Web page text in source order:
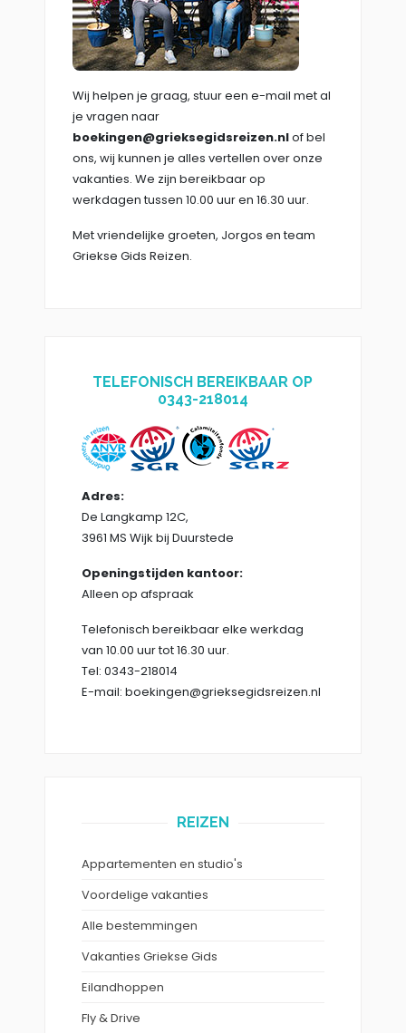
Wij helpen je graag, stuur een e-mail met al
je vragen naar
boekingen@grieksegidsreizen.nlof bel
ons, wij kunnen je alles vertellen over onze
vakanties. We zijn bereikbaar op
werkdagen tussen 10.00 uur en 16.30 uur.
Met vriendelijke groeten, Jorgos en team
Griekse Gids Reizen.
TELEFONISCH BEREIKBAAR OP
0343-218014
Adres:
De Langkamp 12C,
3961 MS Wijk bij Duurstede
Openingstijden kantoor:
Alleen op afspraak
Telefonisch bereikbaar elke werkdag
van 10.00 uur tot 16.30 uur.
Tel: 0343-218014
E-mail: boekingen@grieksegidsreizen.nl
REIZEN
Appartementen en studio's
Voordelige vakanties
Alle bestemmingen
Vakanties Griekse Gids
Eilandhoppen
Fly & Drive